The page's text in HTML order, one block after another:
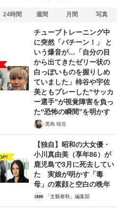
トヨタ超え...
24時間 週間 月間 写真
チューブトレーニング中
に突然「バチーン！」 と
いう爆音が…「自分の目
から出てきたゼリー状の
白っぽいものを握りしめ
ていました」柿谷や宇佐
美ともプレーした“サッカ
ー選手”が視覚障害を負っ
た“恐怖の瞬間”を明かす
黒島 暁生
【独自】昭和の大女優・
小川真由美（享年86）が
鹿児島で3月に死去してい
た 実娘が明かす「毒
母」の素顔と空白の晩年
「文藝春秋」編集部